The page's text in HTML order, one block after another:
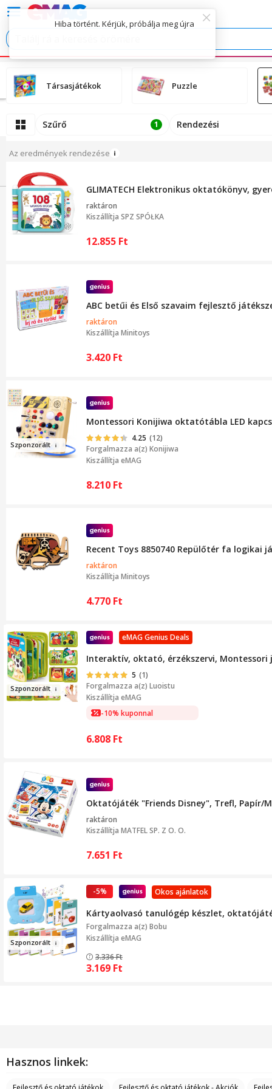
Hiba történt. Kérjük, próbálja meg újra
Társasjátékok Puzzle
Szűrő 1 Rendezési
Az eredmények rendezése
GLIMATECH Elektronikus oktatókönyv,
raktáron
Kiszállítja SPZ SPÓŁKA
12.855 Ft
ABC betűi és Első szavaim fejlesztő
raktáron
Kiszállítja Minitoys
3.420 Ft
Szponzorált
Montessori Konijiwa oktatótábla LED
4.25 (12)
Forgalmazza a(z) Konijiwa
Kiszállítja eMAG
8.210 Ft
Recent Toys 8850740 Repülőtér fa logikai
raktáron
Kiszállítja Minitoys
4.770 Ft
Szponzorált
eMAG Genius Deals
Interaktív, oktató, érzékszervi,
5 (1)
Forgalmazza a(z) Luoistu
Kiszállítja eMAG
-10% kuponnal
6.808 Ft
Oktatójáték "Friends Disney", Trefl, Papír/
raktáron
Kiszállítja MATFEL SP. Z O. O.
7.651 Ft
Szponzorált
Okos ajánlatok
-5%
Kártyaolvasó tanulógép készlet,
Forgalmazza a(z) Bobu
Kiszállítja eMAG
3.336Ft
3.169 Ft
Hasznos linkek: